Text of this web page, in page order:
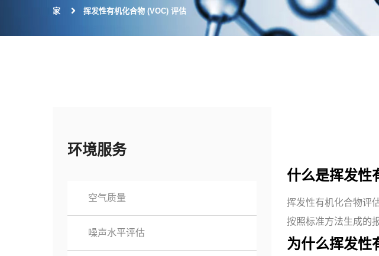
家 挥发性有机化合物 (VOC) 评估
环境服务
空气质量
噪声水平评估
什么是挥发性
挥发性有机化合物评
按照标准方法生成的
为什么挥发性